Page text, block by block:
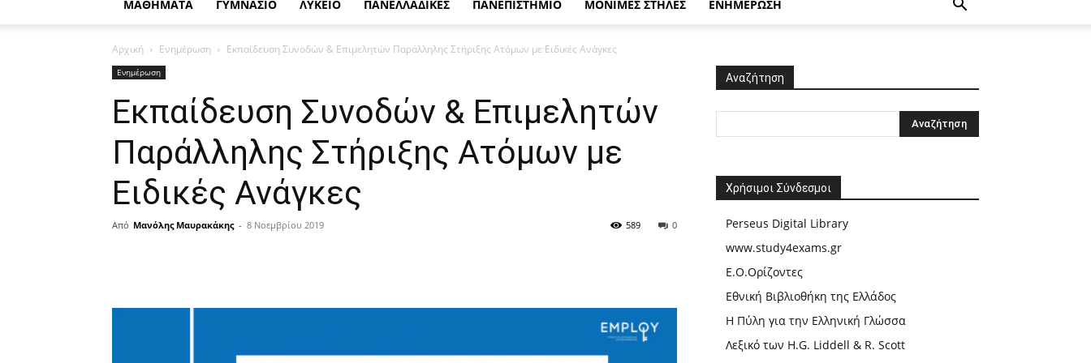
ΜΑΘΗΜΑΤΑ ΓΥΜΝΑΣΙΟ ΛΥΚΕΙΟ ΠΑΝΕΛΛΑΔΙΚΕΣ ΠΑΝΕΠΙΣΤΗΜΙΟ ΜΟΝΙΜΕΣ ΣΤΗΛΕΣ ΕΝΗΜΕΡΩΣΗ
Αρχική Ενημέρωση Εκπαίδευση Συνοδών & Επιμελητών Παράλληλης Στήριξης Ατόμων με Ειδικές Ανάγκες
Ενημέρωση
Εκπαίδευση Συνοδών & Επιμελητών
Παράλληλης Στήριξης Ατόμων με
Ειδικές Ανάγκες
Από Μανόλης Μαυρακάκης - 8 Νοεμβρίου 2019 0
589
Αναζήτηση
Χρήσιμοι Σύνδεσμοι
Perseus Digital Library
www.study4exams.gr
Ε.Ο.Ορίζοντες
Εθνική Βιβλιοθήκη της Ελλάδος
Η Πύλη για την Ελληνική Γλώσσα
Λεξικό των H.G. Liddell & R. Scott